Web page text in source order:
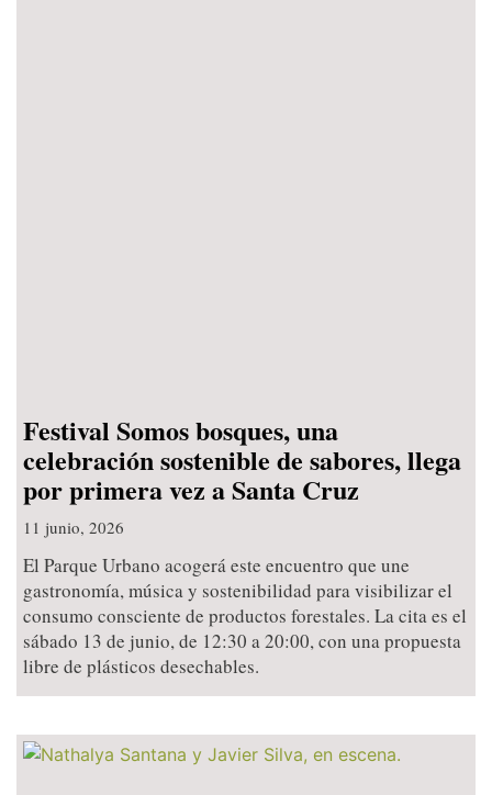
Festival Somos bosques, una
celebración sostenible de sabores, llega
por primera vez a Santa Cruz
11 junio, 2026
El Parque Urbano acogerá este encuentro que une
gastronomía, música y sostenibilidad para visibilizar el
consumo consciente de productos forestales. La cita es el
sábado 13 de junio, de 12:30 a 20:00, con una propuesta
libre de plásticos desechables.